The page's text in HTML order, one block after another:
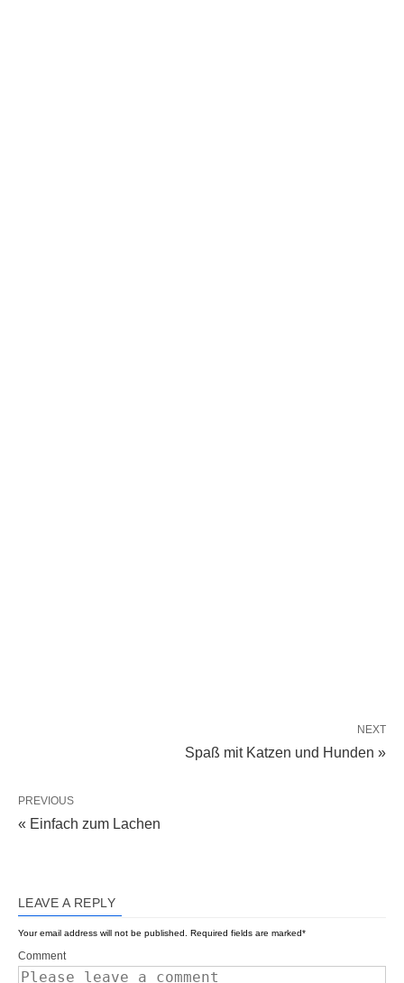
NEXT
Spaß mit Katzen und Hunden »
PREVIOUS
« Einfach zum Lachen
LEAVE A REPLY
Your email address will not be published. Required fields are marked*
Comment